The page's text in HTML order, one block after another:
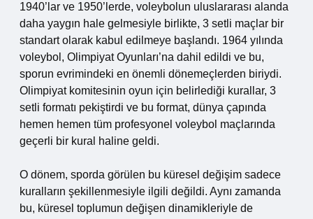
1940’lar ve 1950’lerde, voleybolun uluslararası alanda
daha yaygın hale gelmesiyle birlikte, 3 setli maçlar bir
standart olarak kabul edilmeye başlandı. 1964 yılında
voleybol, Olimpiyat Oyunları’na dahil edildi ve bu,
sporun evrimindeki en önemli dönemeçlerden biriydi.
Olimpiyat komitesinin oyun için belirlediği kurallar, 3
setli formatı pekiştirdi ve bu format, dünya çapında
hemen hemen tüm profesyonel voleybol maçlarında
geçerli bir kural haline geldi.
O dönem, sporda görülen bu küresel değişim sadece
kuralların şekillenmesiyle ilgili değildi. Aynı zamanda
bu, küresel toplumun değişen dinamikleriyle de